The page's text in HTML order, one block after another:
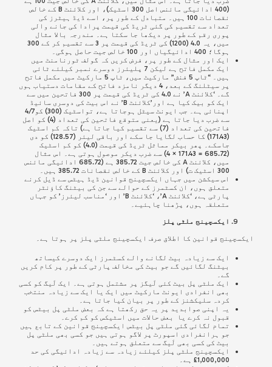
(400 ادائیگی مائنس اصل 300 اسٹیک)، اور کلائنٹ B کے خالص
نقصانات 100 ہیں۔ متبادل کے طور پر، اسے ڈیڈ ہیٹرز کی
تعداد سے تقسیم کی گئی ٹریڈ کی قیمت پرادا کی جانے والی
پوری رقم کے طور پر دیکھا جا سکتا ہے۔ مندرجہ بالا مثال
میں،
یہ 4.0 (1200) کی ٹریڈ کی قیمت پر 3 سے تقسیم کر کے 300
ہوگا؛ 400 ادائیگیاں اور 100 خالص جیت حاصل ہوگی۔
ایک اور مثال کے طور پر، فرض کریں کہ گولف ٹورنامنٹ میں
ایک مکمل فاتح ہے لیکن 7 پلیئرز دوسرے نمبر کیلئے ٹائی
ہیں۔ “ٹاپ 5 فنش” مارکیٹ میں، ٹاپ 5 مارکیٹ میں مکمل فاتح
پر سیٹلنگ کے بعد، 4 دیگر نامزد فاتح کے مقامات دستیاب ہوں
گے۔ ‘کلائنٹ A’ نے 4.0 کی ٹریڈ کی قیمت پر 300 فاتحین میں سے
ایک کو بیک کیا ہے اور’کلائنٹ B’ نے
اس بیٹ کی دوسری سائیڈ
اپنائی
ہے۔ جب ایونٹ سیٹل ہوجاتا ہے، تواسٹیک (300) کو4/7
سے ضرب دیا جاتا ہے (یعنی متوقع فاتحین کی تعداد (4) کو اصل
فاتحین کی تعداد (7) سے تقسیم کیا جاتا ہے) تاکہ کم اسٹیک
(171.43) کا حساب لگایا جا سکے اور باقی لیئر (128.57) کو دی
جاسکے۔ پھر بیکر مماثل ٹریڈ کی قیمت (4.0) کو کم اسٹیک
(685.72 = 171.43 × 4)
سے ضرب دیکر موصول ہوتی ہے۔ اس مثال
میں، کلائنٹ A کی خالص جیت 385.72 ہے (685.72 ادائیگی مائنس
300 اسٹیک ت) اور کلائنٹ B کے خالص نقصانات 385.72 ہیں۔
اس سیکشن میں جہاں ایکسچینج قوانین ڈیڈ ہیٹس سے ڈیل کرنے
متعلق ہوں، ان کسٹمرز کے حوالے سے جن کی بیٹنگ کاؤنٹر
پارٹی ہے، ‘کلائنٹ A’، ‘کلائنٹ B’ اور ‘مناسب لیئرز’ کو جہاں
متعلقہ ہوں، پڑھنا چاہئیے۔
ایکسچینج ملٹی پلز
ایکسچینج قوانین کا اطلاق صرف ایکسچینج ملٹی پلز پر ہوتا ہے
ایک سے زیادہ بیٹ لگانے والے کسٹمرز ایک دوسرے کیساتھ
بیٹنگ لگائیں گے جو بیٹ کی مخالف پارٹی کے طور پر کام کریں
گے۔
ایک ملٹی پل بیٹ کئی لَیگز پر مشتمل ہوتی ہے۔ ایک لَیگ کو کسی
بھی انفرادی ایونٹ مارکیٹ میں ایک یا ایک سے زیادہ منتخب
کردہ سلیکشنز کے طور پر بیان کیا جاتا ہے۔
یہ اپنی صوابدید پر یہ حق رکھتا ہے کہ بعض ملٹی پل بیٹس کو
قبول نہ کرے یا بعض حالات میں اسٹیکس کو کم کرے۔
تمام لگائی گئی ملٹی پل بیٹس ایکسچینج قوانین کے تابع ہیں
جو ہرانفرادی اسپورٹ پر لاگو ہوتی ہیں جو کسی بھی ملٹی پل
بیٹ کی کسی بھی لَیگ سے متعلق ہوتے ہیں۔
ایکسچینج ملٹی پلز کیلئے زیادہ سے زیادہ ادائیگی کی حد
1,000,000£ ہے۔